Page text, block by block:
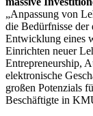
„Anpassung von
die Bedürfnisse der
Entwicklung eines
Einrichten neuer
Entrepreneurship,
elektronische
großen Potenzials
Beschäftigte in